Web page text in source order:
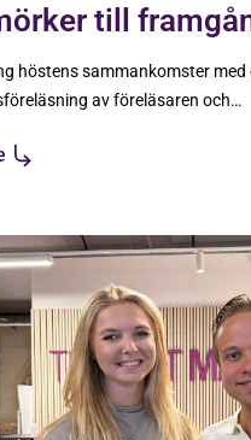
till
höstens sammankomster med
av föreläsaren och
resa.